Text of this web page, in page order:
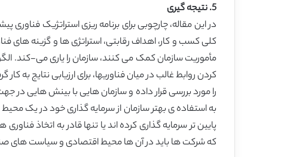
5. نتیجه گیری
در این مقاله، چارچوبی برای برنامه ریزی استراتژیک
کلی کسب و کار، اهداف رقابتی، استراتژی ها و گزینه های
کردن روابط غالب در میان فناوریها، برای ارزیابی نتایج
را مورد بررسی قرار داده و سازمان هایی با بینش هایی در
به استفاده ی بهتر سازمان از سرمایه گذاری خود در یک
پایین تر سرمایه گذاری کرده اند یا تنها قادر به اتخاذ
که شرکت ها باید در آن ها محیط اقتصادی و سیاست های صنعت